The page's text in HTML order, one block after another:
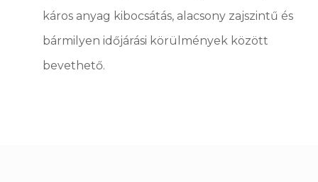
káros anyag kibocsátás, alacsony zajszintű és
bármilyen időjárási körülmények között
bevethető.